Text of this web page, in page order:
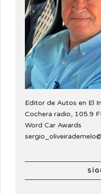
Editor de Autos en El
Cochera radio, 105.9
Word Car Awards